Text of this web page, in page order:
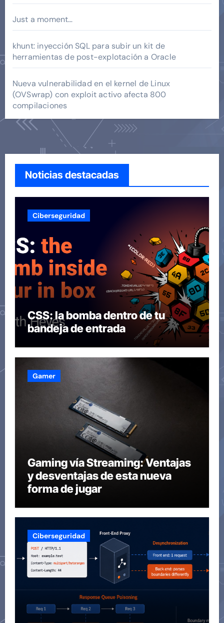
Just a moment…
khunt: inyección SQL para subir un kit de
herramientas de post-explotación a Oracle
Nueva vulnerabilidad en el kernel de Linux
(OVSwrap) con exploit activo afecta 800
compilaciones
Noticias destacadas
Ciberseguridad
CSS: la bomba dentro de tu
bandeja de entrada
Gamer
Gaming vía Streaming: Ventajas
y desventajas de esta nueva
forma de jugar
Ciberseguridad